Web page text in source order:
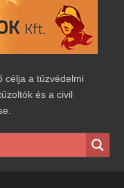
célja a tűzvédelmi
és a civil